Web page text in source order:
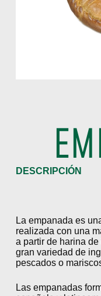
DESCRIPCIÓN
La empanada es
realizada con una
a partir de harina
gran variedad de
pescados o
Las empanadas